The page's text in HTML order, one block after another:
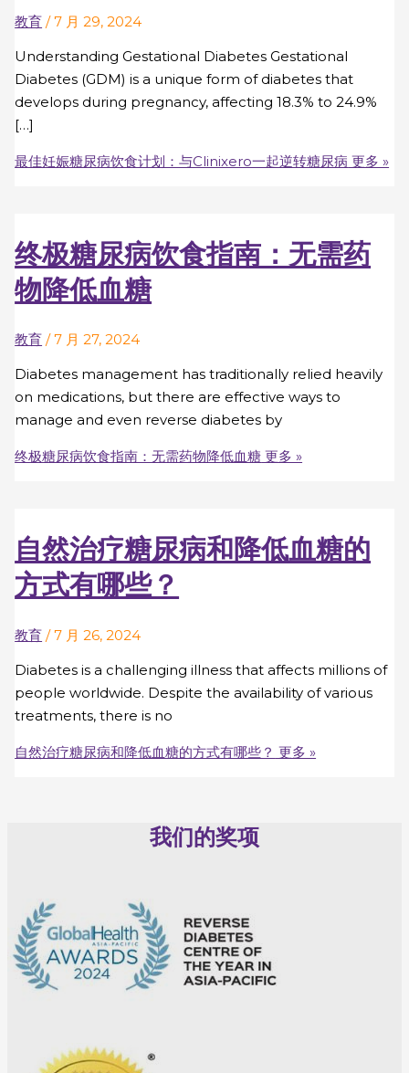
教育 /7 月 29, 2024
Understanding Gestational Diabetes Gestational
Diabetes (GDM) is a unique form of diabetes that
develops during pregnancy, affecting 18.3% to 24.9%
[…]
最佳妊娠糖尿病饮食计划：与Clinixero一起逆转糖尿病 更多 »
终极糖尿病饮食指南：无需药
物降低血糖
教育 /7 月 27, 2024
Diabetes management has traditionally relied heavily
on medications, but there are effective ways to
manage and even reverse diabetes by
终极糖尿病饮食指南：无需药物降低血糖 更多 »
自然治疗糖尿病和降低血糖的
方式有哪些？
教育 /7 月 26, 2024
Diabetes is a challenging illness that affects millions of
people worldwide. Despite the availability of various
treatments, there is no
自然治疗糖尿病和降低血糖的方式有哪些？ 更多 »
我们的奖项